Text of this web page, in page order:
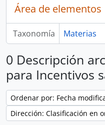
Área de elementos
Taxonomía Materias
0 Descripción
para Incentivos
Ordenar por: Fecha
Dirección: Clasificación en